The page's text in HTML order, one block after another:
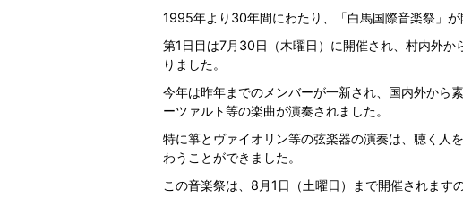
1995年より30年間にわたり、「白馬国際音楽祭」
第1日目は7月30日（木曜日）に開催され、村内外
りました。
今年は昨年までのメンバーが一新され、国内外から
ーツァルト等の楽曲が演奏されました。
特に箏とヴァイオリン等の弦楽器の演奏は、聴く人
わうことができました。
この音楽祭は、8月1日（土曜日）まで開催されます